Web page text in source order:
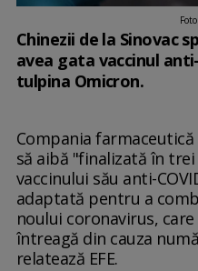
Chinezii de la Sinovac
avea gata vaccinul
tulpina Omicron.
Compania
să aibă "finalizată în
vaccinului său anti-
adaptată pentru a
noului coronavirus,
întreagă din cauza
relatează EFE.